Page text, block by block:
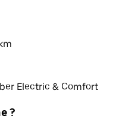
Electric & Comfort
?